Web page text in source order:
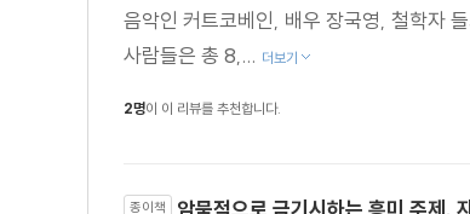
음악인 커트코베인, 배우 장국영, 철학자
사람들은 총 8,... 더보기
2명이 이 리뷰를 추천합니다.
종이책 암묵적으로 금기시하는 흥미 주제.